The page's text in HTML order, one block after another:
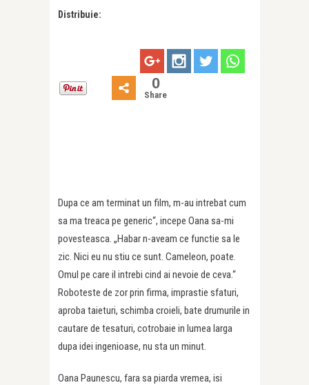
Distribuie:
0
Share
Dupa ce am terminat un film, m-au intrebat cum
sa ma treaca pe generic“, incepe Oana sa-mi
povesteasca. „Habar n-aveam ce functie sa le
zic. Nici eu nu stiu ce sunt. Cameleon, poate.
Omul pe care il intrebi cind ai nevoie de ceva.“
Roboteste de zor prin firma, imprastie sfaturi,
aproba taieturi, schimba croieli, bate drumurile in
cautare de tesaturi, cotrobaie in lumea larga
dupa idei ingenioase, nu sta un minut.
Oana Paunescu, fara sa piarda vremea, isi